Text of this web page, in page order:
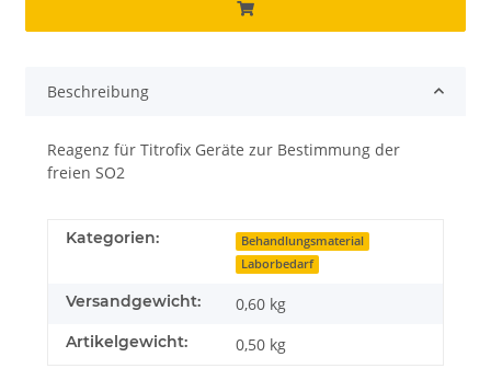
Beschreibung
Reagenz für Titrofix Geräte zur Bestimmung der
freien SO2
Kategorien:
Behandlungsmaterial
Laborbedarf
Versandgewicht: 0,60 kg
Artikelgewicht: 0,50 kg